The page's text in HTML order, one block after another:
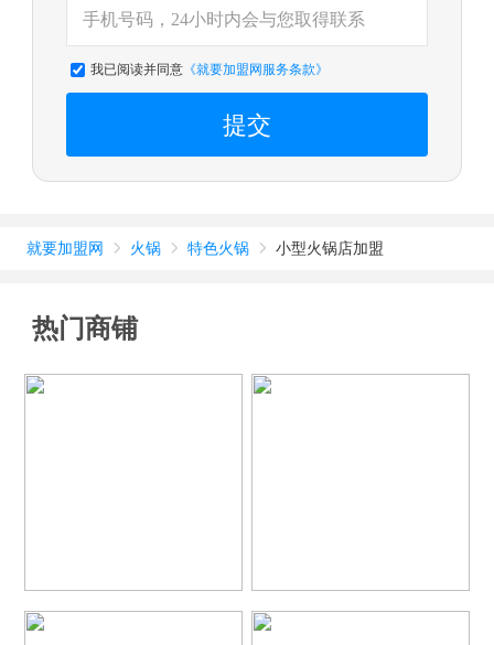
我已阅读并同意《就要加盟网服务条款》
提交
就要加盟网  火锅  特色火锅  小型火锅店加盟
热门商铺